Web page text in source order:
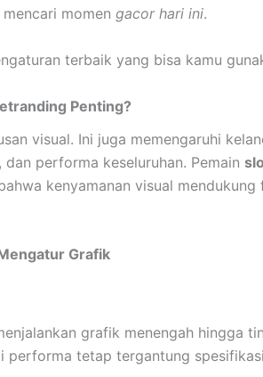
momen gacor hari ini.
terbaik yang bisa kamu
Penting?
visual. Ini juga memengaruhi
performa keseluruhan. Pemain
kenyamanan visual mendukung
Grafik
grafik menengah hingga
performa tetap tergantung